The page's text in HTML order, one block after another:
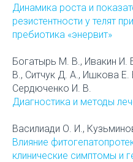
Динамика роста и
резистентности у телят
пребиотика «энервит»
Богатырь М. В., Ивакин И.
В., Ситчук Д. А., Ишкова Е.
Сердюченко И. В.
Диагностика и методы
Василиади О. И.,
Влияние
клинические симптомы и